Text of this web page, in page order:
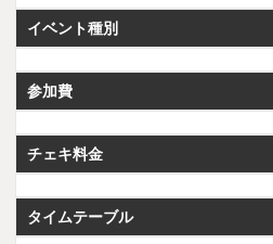
イベント種別
参加費
チェキ料金
タイムテーブル